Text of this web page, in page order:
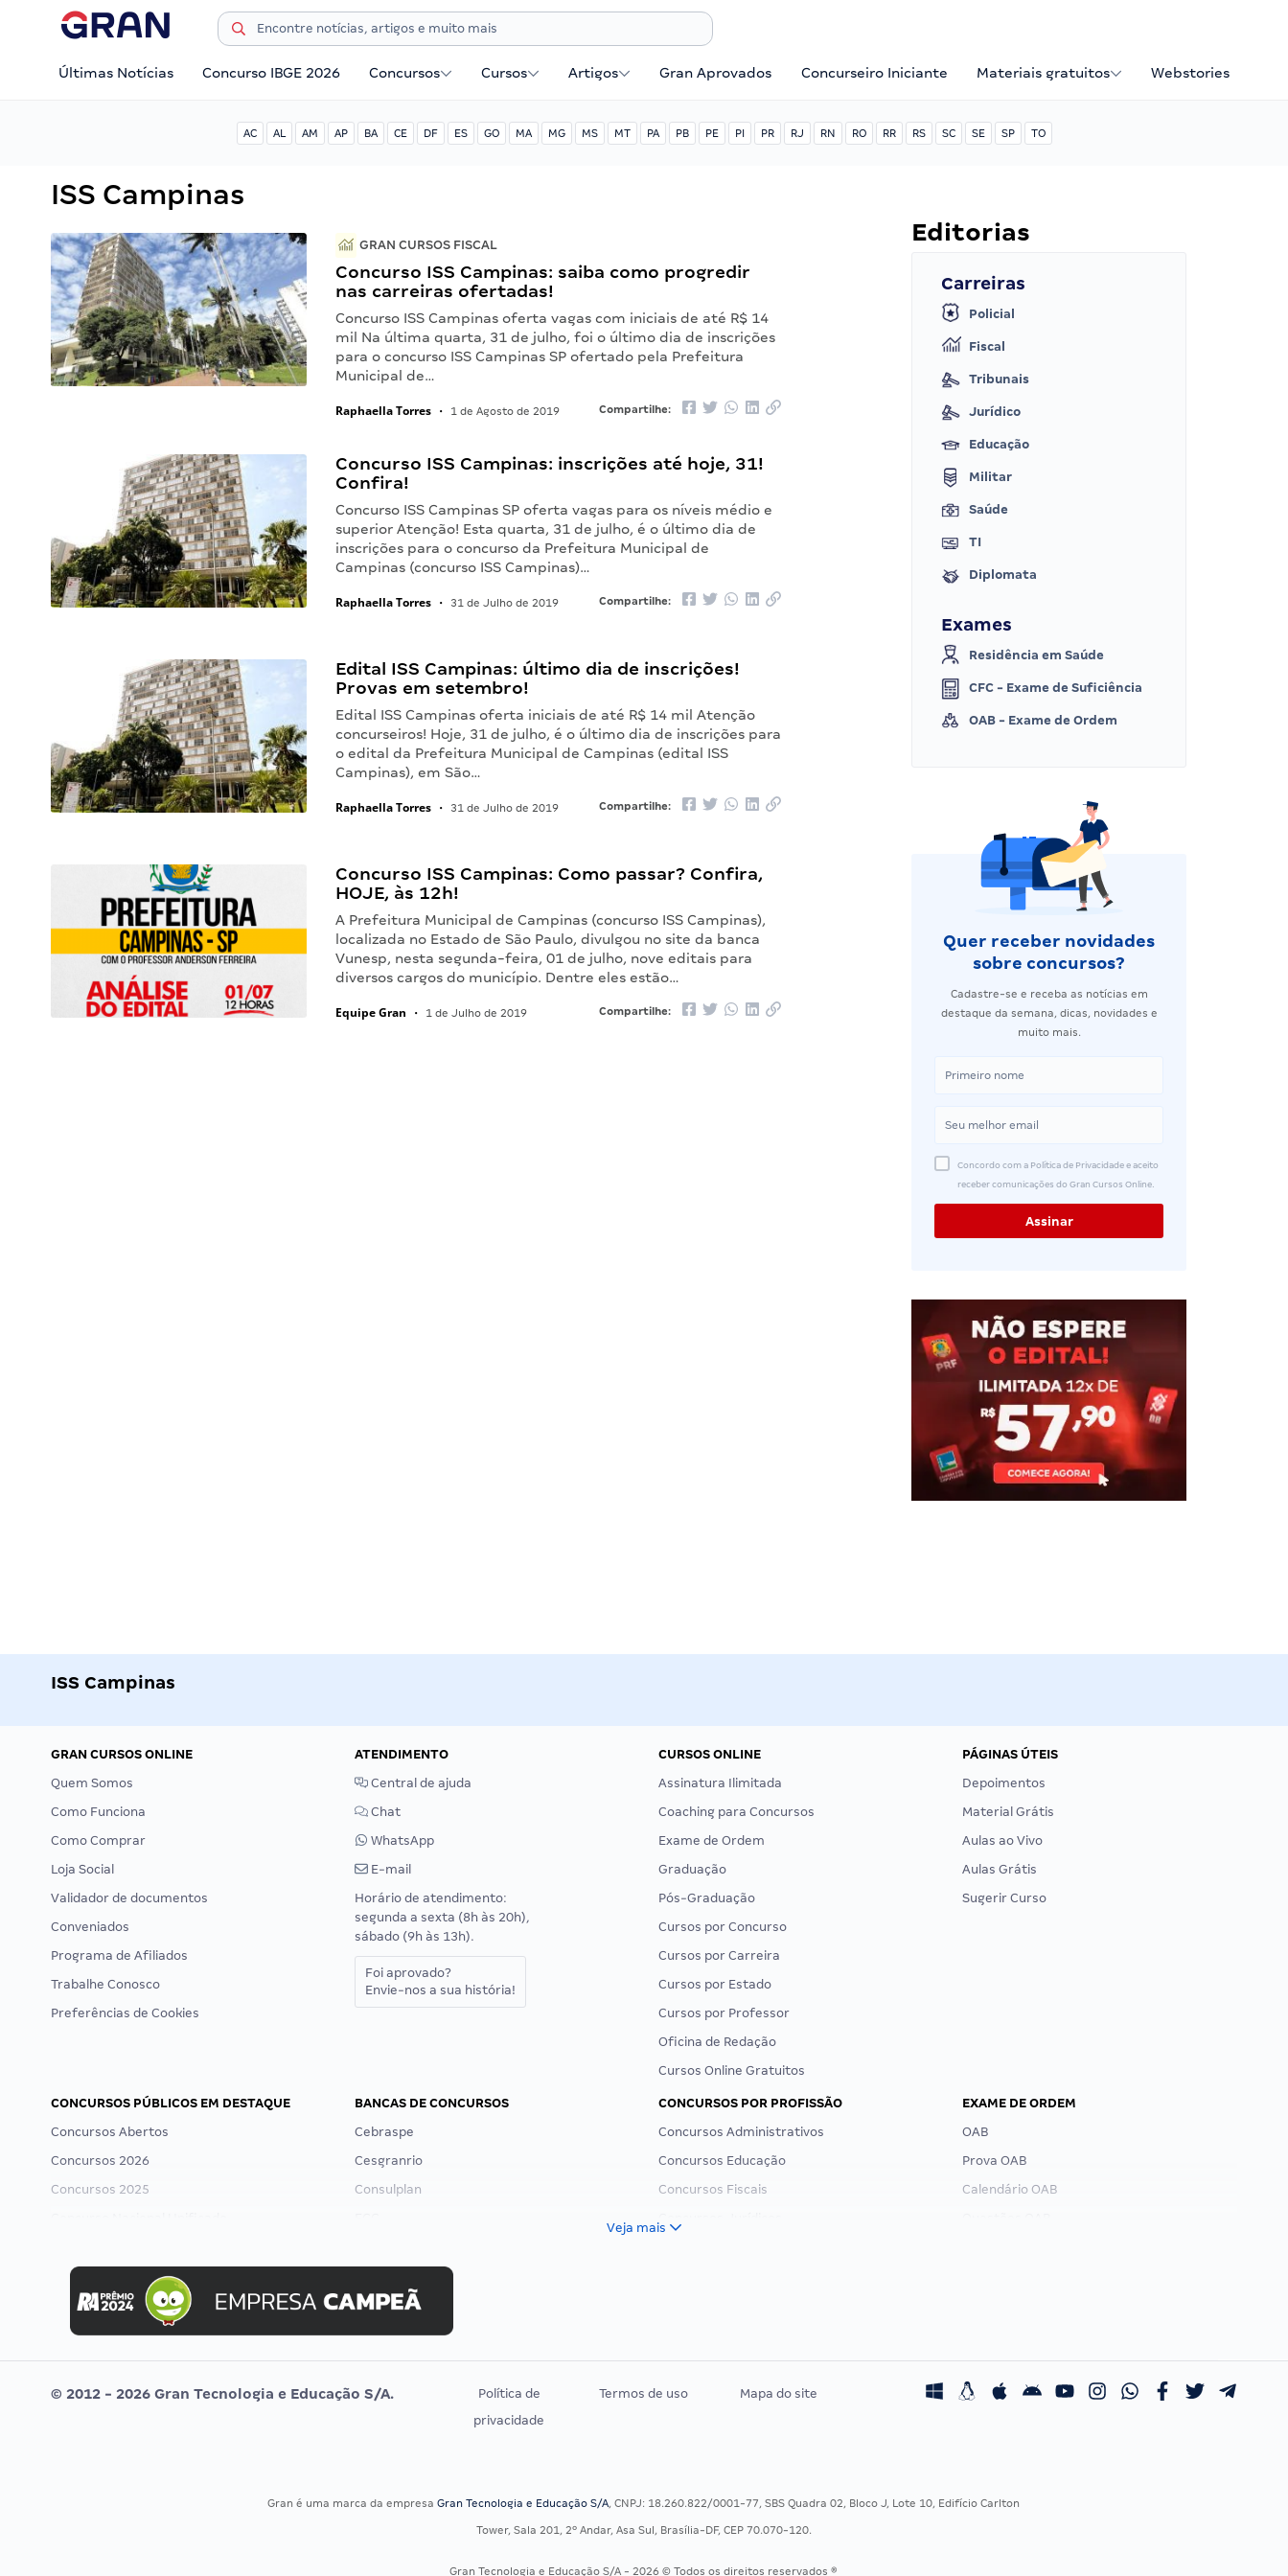
Últimas Notícias Concurso IBGE 2026 Concursos Cursos Artigos Gran Aprovados Concurseiro Iniciante Materiais gratuitos Webstories
AC AL AM AP BA CE DF ES GO MA MG MS MT PA PB PE PI PR RJ RN RO RR RS SC SE SP TO
ISS Campinas
GRAN CURSOS FISCAL
Concurso ISS Campinas: saiba como progredir
nas carreiras ofertadas!
Concurso ISS Campinas oferta vagas com iniciais de até R$ 14
mil Na última quarta, 31 de julho, foi o último dia de inscrições
para o concurso ISS Campinas SP ofertado pela Prefeitura
Municipal de…
Raphaella Torres • 1 de Agosto de 2019 Compartilhe:
Concurso ISS Campinas: inscrições até hoje, 31!
Confira!
Concurso ISS Campinas SP oferta vagas para os níveis médio e
superior Atenção! Esta quarta, 31 de julho, é o último dia de
inscrições para o concurso da Prefeitura Municipal de
Campinas (concurso ISS Campinas)…
Raphaella Torres • 31 de Julho de 2019 Compartilhe:
Edital ISS Campinas: último dia de inscrições!
Provas em setembro!
Edital ISS Campinas oferta iniciais de até R$ 14 mil Atenção
concurseiros! Hoje, 31 de julho, é o último dia de inscrições para
o edital da Prefeitura Municipal de Campinas (edital ISS
Campinas), em São…
Raphaella Torres • 31 de Julho de 2019 Compartilhe:
Concurso ISS Campinas: Como passar? Confira,
HOJE, às 12h!
A Prefeitura Municipal de Campinas (concurso ISS Campinas),
localizada no Estado de São Paulo, divulgou no site da banca
Vunesp, nesta segunda-feira, 01 de julho, nove editais para
diversos cargos do município. Dentre eles estão…
Equipe Gran • 1 de Julho de 2019 Compartilhe:
Editorias
Carreiras
Policial
Fiscal
Tribunais
Jurídico
Educação
Militar
Saúde
TI
Diplomata
Exames
Residência em Saúde
CFC - Exame de Suficiência
OAB - Exame de Ordem
Quer receber novidades
sobre concursos?
Cadastre-se e receba as notícias em
destaque da semana, dicas, novidades e
muito mais.
Concordo com a Política de Privacidade e aceito
receber comunicações do Gran Cursos Online.
ISS Campinas
GRAN CURSOS ONLINE
Quem Somos
Como Funciona
Como Comprar
Loja Social
Validador de documentos
Conveniados
Programa de Afiliados
Trabalhe Conosco
Preferências de Cookies
ATENDIMENTO
Central de ajuda
Chat
WhatsApp
E-mail
Horário de atendimento:
segunda a sexta (8h às 20h),
sábado (9h às 13h).
Foi aprovado?
Envie-nos a sua história!
CURSOS ONLINE
Assinatura Ilimitada
Coaching para Concursos
Exame de Ordem
Graduação
Pós-Graduação
Cursos por Concurso
Cursos por Carreira
Cursos por Estado
Cursos por Professor
Oficina de Redação
Cursos Online Gratuitos
PÁGINAS ÚTEIS
Depoimentos
Material Grátis
Aulas ao Vivo
Aulas Grátis
Sugerir Curso
CONCURSOS PÚBLICOS EM DESTAQUE
Concursos Abertos
Concursos 2026
Concursos 2025
Concurso MPU
Editais publicados
BANCAS DE CONCURSOS
Cebraspe
Cesgranrio
Consulplan
Selecon
Uniase
Vunesp
CONCURSOS POR PROFISSÃO
Concursos Administrativos
Concursos Educação
Concursos Fiscais
Residência Multiprofissional
EXAME DE ORDEM
OAB
Prova OAB
Calendário OAB
Veja mais
© 2012 - 2026 Gran Tecnologia e Educação S/A.
Política de
privacidade
Termos de uso Mapa do site
Gran é uma marca da empresaGran Tecnologia e Educação S/A, CNPJ: 18.260.822/0001-77, SBS Quadra 02, Bloco J, Lote 10, Edifício Carlton
Tower, Sala 201, 2º Andar, Asa Sul, Brasília-DF, CEP 70.070-120.
Gran Tecnologia e Educação S/A - 2026 © Todos os direitos reservados ®